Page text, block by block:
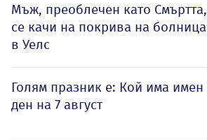
Мъж, преоблечен като Смъртта,
се качи на покрива на болница
в Уелс
Голям празник е: Кой има имен
ден на 7 август